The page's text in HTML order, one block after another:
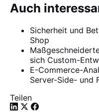
Auch
Sicherheit und
Shop
sich Custom-
E-Commerce-
Server-Side- und
Teilen